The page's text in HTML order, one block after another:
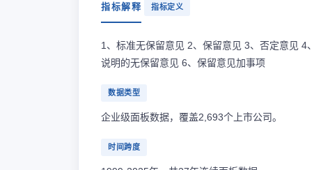
指标解释 指标定义
1、标准无保留意见 2、保留意见 3、否定意见 4
说明的无保留意见 6、保留意见加事项
数据类型
企业级面板数据，覆盖2,693个上市公司。
时间跨度